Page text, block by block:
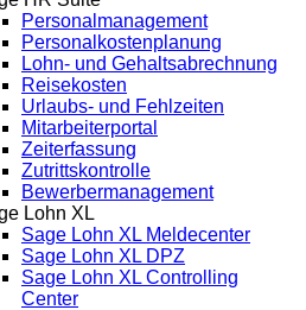
Personalmanagement
Personalkostenplanung
Lohn- und Gehaltsabrechnung
Reisekosten
Urlaubs- und Fehlzeiten
Mitarbeiterportal
Zeiterfassung
Zutrittskontrolle
Bewerbermanagement
Lohn XL
Sage Lohn XL Meldecenter
Sage Lohn XL DPZ
Sage Lohn XL Controlling
Center